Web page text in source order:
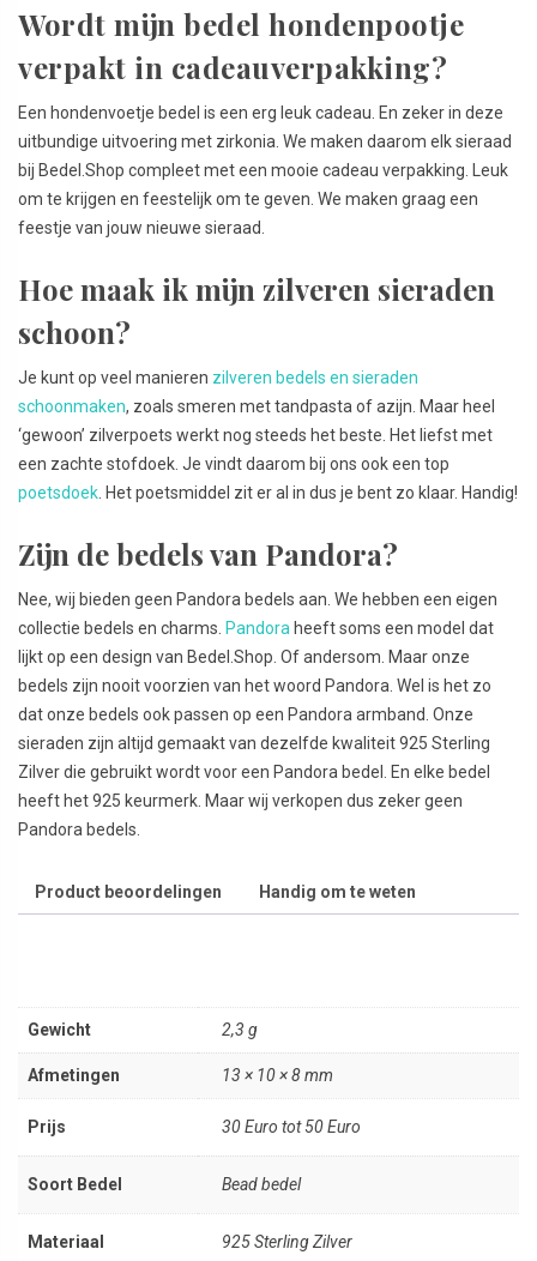
Wordt mijn bedel hondenpootje
verpakt in cadeauverpakking?
Een hondenvoetje bedel is een erg leuk cadeau. En zeker in deze
uitbundige uitvoering met zirkonia. We maken daarom elk sieraad
bij Bedel.Shop compleet met een mooie cadeau verpakking. Leuk
om te krijgen en feestelijk om te geven. We maken graag een
feestje van jouw nieuwe sieraad.
Hoe maak ik mijn zilveren sieraden
schoon?
Je kunt op veel manieren zilveren bedels en sieraden
schoonmaken, zoals smeren met tandpasta of azijn. Maar heel
‘gewoon’ zilverpoets werkt nog steeds het beste. Het liefst met
een zachte stofdoek. Je vindt daarom bij ons ook een top
poetsdoek . Het poetsmiddel zit er al in dus je bent zo klaar. Handig!
Zijn de bedels van Pandora?
Nee, wij bieden geen Pandora bedels aan. We hebben een eigen
collectie bedels en charms. Pandora heeft soms een model dat
lijkt op een design van Bedel.Shop. Of andersom. Maar onze
bedels zijn nooit voorzien van het woord Pandora. Wel is het zo
dat onze bedels ook passen op een Pandora armband. Onze
sieraden zijn altijd gemaakt van dezelfde kwaliteit 925 Sterling
Zilver die gebruikt wordt voor een Pandora bedel. En elke bedel
heeft het 925 keurmerk. Maar wij verkopen dus zeker geen
Pandora bedels.
Product beoordelingen Handig om te weten
Gewicht 2,3 g
Afmetingen 13 × 10 × 8 mm
Prijs 30 Euro tot 50 Euro
Soort Bedel Bead bedel
Materiaal 925 Sterling Zilver